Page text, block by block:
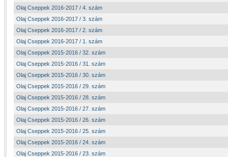
Olaj Cseppek 2016-2017 / 4. szám
Olaj Cseppek 2016-2017 / 3. szám
Olaj Cseppek 2016-2017 / 2. szám
Olaj Cseppek 2016-2017 / 1. szám
Olaj Cseppek 2015-2016 / 32. szám
Olaj Cseppek 2015-2016 / 31. szám
Olaj Cseppek 2015-2016 / 30. szám
Olaj Cseppek 2015-2016 / 29. szám
Olaj Cseppek 2015-2016 / 28. szám
Olaj Cseppek 2015-2016 / 27. szám
Olaj Cseppek 2015-2016 / 26. szám
Olaj Cseppek 2015-2016 / 25. szám
Olaj Cseppek 2015-2016 / 24. szám
Olaj Cseppek 2015-2016 / 23. szám